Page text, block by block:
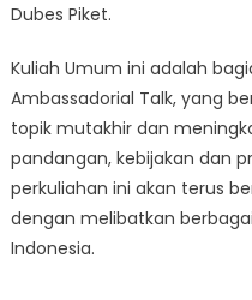
Dubes Piket.
Kuliah Umum ini adalah
Ambassadorial Talk, yang
topik mutakhir dan
pandangan, kebijakan dan
perkuliahan ini akan terus
dengan melibatkan
Indonesia.